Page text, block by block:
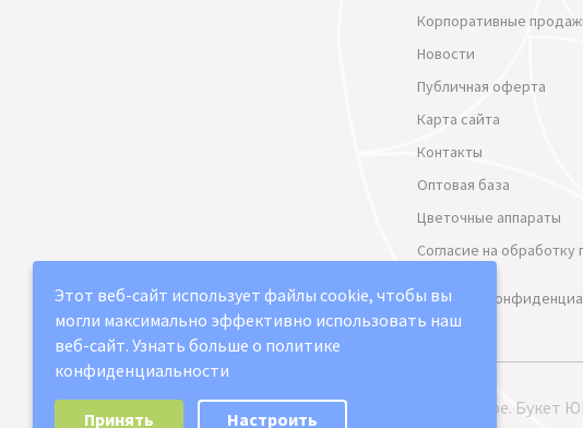
Корпоративные
Новости
Публичная оферта
Карта сайта
Контакты
Оптовая база
Цветочные аппараты
Согласие на обработку
данных
Политика
2021-2026 © "Юг арт" Доставка цветов в Самаре. Букет
Этот веб-сайт использует файлы cookie, чтобы вы
могли максимально эффективно использовать наш
веб-сайт. Узнать больше о политике
конфиденциальности
Выберите настройки cookie
Принять Настроить